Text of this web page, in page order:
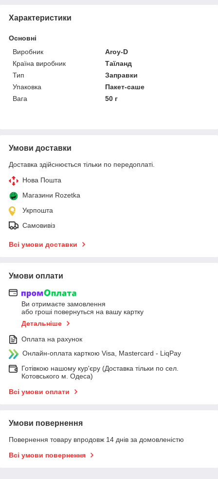
Характеристики
Основні
Виробник
Aroy-D
Країна виробник
Таїланд
Тип
Заправки
Упаковка
Пакет-саше
Вага
50 г
Умови доставки
Доставка здійснюється тільки по передоплаті.
Нова Пошта
Магазини Rozetka
Укрпошта
Самовивіз
Всі умови доставки
Умови оплати
Ви отримаєте замовлення
або гроші повернуться на вашу картку
Детальніше
Оплата на рахунок
Онлайн-оплата карткою Visa, Mastercard - LiqPay
Готівкою нашому кур'єру (Доставка тільки по сел.
Котовського м. Одеса)
Всі умови оплати
Умови повернення
Повернення товару впродовж 14 днів за домовленістю
Всі умови повернення